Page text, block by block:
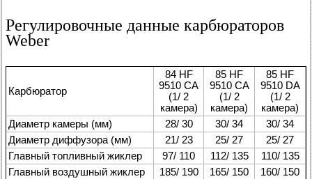
Регулировочные данные карбюраторов
Weber
Карбюратор
84 HF
9510 СА
(1/ 2
камера)
85 HF
9510 СА
(1/ 2
камера)
85 HF
9510 DА
(1/ 2
камера)
Диаметр камеры (мм)
28/ 30 30/ 34
30/ 34
Диаметр диффузора (мм)
21/ 23 25/ 27
25/ 27
Главный топливный жиклер
97/ 110 112/ 135
110/ 135
Главный воздушный жиклер
185/ 190 165/ 150
160/ 150